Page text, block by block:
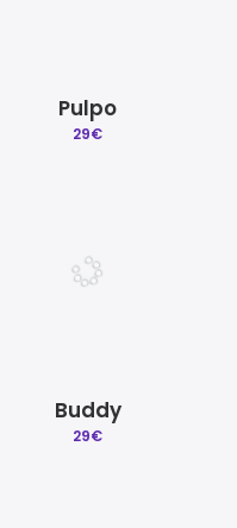
Pulpo
29€
Buddy
29€